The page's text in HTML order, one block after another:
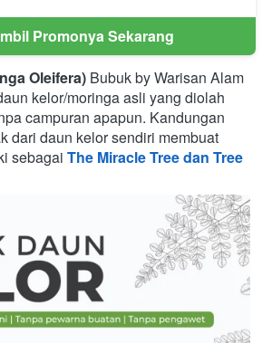
Promonya Sekarang
Oleifera) Bubuk by Warisan Alam
kelor/moringa asli yang diolah
campuran apapun. Kandungan
dari daun kelor sendiri membuat
sebagai The Miracle Tree dan Tree